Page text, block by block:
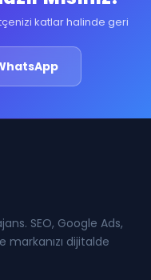
katlar halinde geri
SEO, Google Ads,
dijitalde